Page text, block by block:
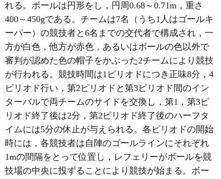
れる。ボールは円形をし，円周0.68～0.71m，重さ
400～450gである。チームは7名（うち1人はゴールキ
ーパー）の競技者と6名までの交代者で構成され，一
方が白色，他方が赤色，あるいはボールの色以外で
審判が認めた色の帽子をかぶった2チームにより競技
が行われる。競技時間は1ピリオドにつき正味8分，4
ピリオド行い，第2ピリオドと第3ピリオド間のイン
ターバルで両チームのサイドを交換し，第1，第3ピ
リオド終了後は2分，第2ピリオド終了後のハーフタ
イムには5分の休止が与えられる。各ピリオドの開始
時には，各競技者は自陣のゴールラインにそれぞれ
1mの間隔をとって位置し，レフェリーがボールを競
技場の中央に投ずることにより競技が始まる。ボー